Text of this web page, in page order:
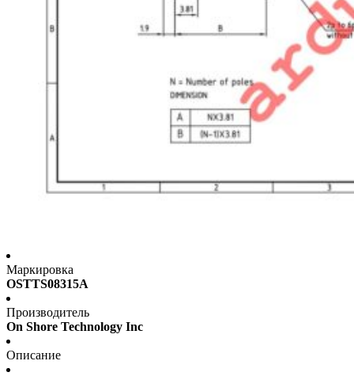
Маркировка
OSTTS08315A
Производитель
On Shore Technology Inc
Описание